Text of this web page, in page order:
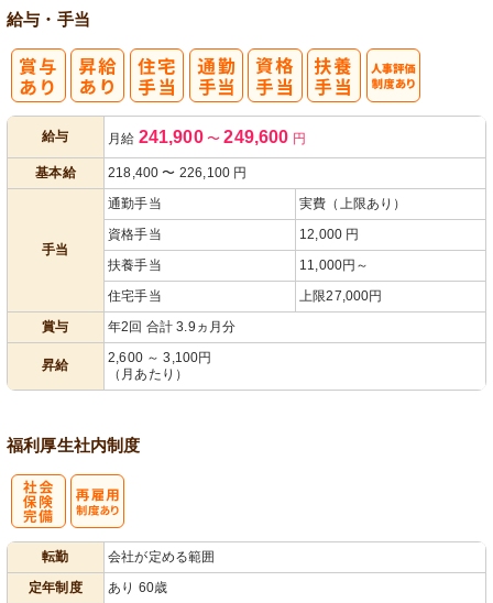
給与・手当
給与 月給 241,900 〜 249,600 円
基本給 218,400 〜 226,100 円
手当
通勤手当
実費（上限あり）
資格手当
12,000 円
扶養手当
11,000円～
住宅手当
上限27,000円
賞与
年2回 合計 3.9ヵ月分
昇給
2,600 ～ 3,100円
（月あたり）
福利厚生社内制度
転勤
会社が定める範囲
定年制度
あり 60歳